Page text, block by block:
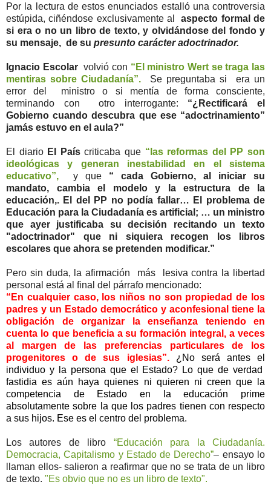
Por la lectura de estos enunciados estalló una controversia
estúpida, ciñéndose exclusivamente alaspecto formal de
si era o no un libro de texto, y olvidándose del fondo y
su mensaje, de su presunto carácter adoctrinador.
Ignacio Escolarvolvió con “El ministro Wert se traga las
mentiras sobre Ciudadanía”. Se preguntaba si era un
error del ministro o si mentía de forma consciente,
terminando con otro interrogante: “¿Rectificará el
Gobierno cuando descubra que ese “adoctrinamiento”
jamás estuvo en el aula?”
El diario El Paíscriticaba que “las reformas del PP son
ideológicas y generan inestabilidad en el sistema
educativo”, y que “ cada Gobierno, al iniciar su
mandato, cambia el modelo y la estructura de la
educación,. El del PP no podía fallar… El problema de
Educación para la Ciudadanía es artificial; … un ministro
que ayer justificaba su decisión recitando un texto
"adoctrinador" que ni siquiera recogen los libros
escolares que ahora se pretenden modificar.”
Pero sin duda, la afirmación más lesiva contra la libertad
personal está al final del párrafo mencionado:
“En cualquier caso, los niños no son propiedad de los
padres y un Estado democrático y aconfesional tiene la
obligación de organizar la enseñanza teniendo en
cuenta lo que beneficia a su formación integral, a veces
al margen de las preferencias particulares de los
progenitores o de sus iglesias”. ¿No será antes el
individuo y la persona que el Estado? Lo que de verdad
fastidia es aún haya quienes ni quieren ni creen que la
competencia de Estado en la educación prime
absolutamente sobre la que los padres tienen con respecto
a sus hijos. Ese es el centro del problema.
Los autores de libro “Educación para la Ciudadanía.
Democracia, Capitalismo y Estado de Derecho”– ensayo lo
llaman ellos- salieron a reafirmar que no se trata de un libro
de texto. "Es obvio que no es un libro de texto".